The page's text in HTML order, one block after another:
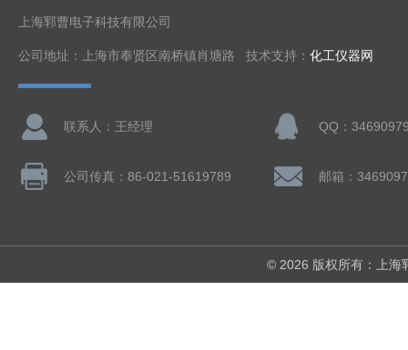
上海郓曹电子科技有限公司
公司地址：上海市奉贤区南桥镇肖塘路 技术支持： 化工仪器网
联系人：王经理 QQ：
公司传真：86-021-51619789 邮箱：
© 2026 版权所有：上